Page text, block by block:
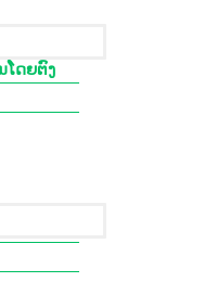
ໂດຍຕົງ